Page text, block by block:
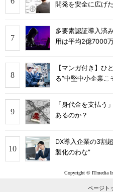
開発を安全に広げ
多要素認証導入済
用は平均2億7000
【マンガ付き】ひ
る”中堅中小企業こ
「身代金を支払う
あるのか？
DX導入企業の3割
製化のわな”
Copyright © ITmedia
ページト